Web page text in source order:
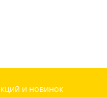
и новинок